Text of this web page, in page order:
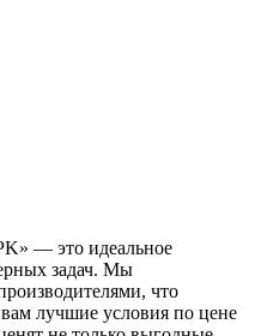
— это идеальное
задач. Мы
что
лучшие условия по цене